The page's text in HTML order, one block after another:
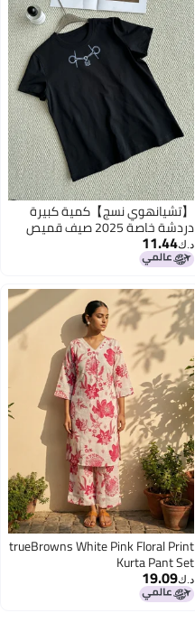
2
【تشيانهوي نسج】كمية كبيرة
دردشة خاصة 2025 صيف قميص
بفتحة عنق مستديرة بطباعة ثلاثية
الأبعاد بنمط حصان فضفاض
د.ك‏11.44
trueBrowns White Pink Floral Print
Kurta Pant Set
د.ك‏19.09